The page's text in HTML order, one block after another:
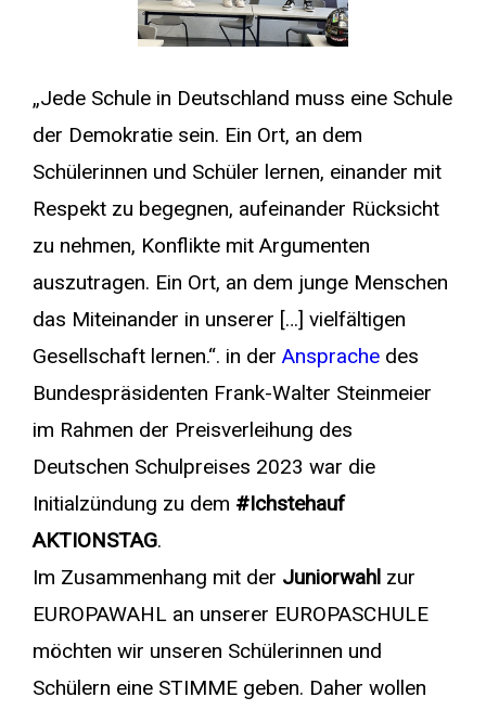
„Jede Schule in Deutschland muss eine Schule
der Demokratie sein. Ein Ort, an dem
Schülerinnen und Schüler lernen, einander mit
Respekt zu begegnen, aufeinander Rücksicht
zu nehmen, Konflikte mit Argumenten
auszutragen. Ein Ort, an dem junge Menschen
das Miteinander in unserer […] vielfältigen
Gesellschaft lernen.“. in der Ansprache des
Bundespräsidenten Frank-Walter Steinmeier
im Rahmen der Preisverleihung des
Deutschen Schulpreises 2023 war die
Initialzündung zu dem #Ichstehauf
AKTIONSTAG.
Im Zusammenhang mit der Juniorwahl zur
EUROPAWAHL an unserer EUROPASCHULE
möchten wir unseren Schülerinnen und
Schülern eine STIMME geben. Daher wollen